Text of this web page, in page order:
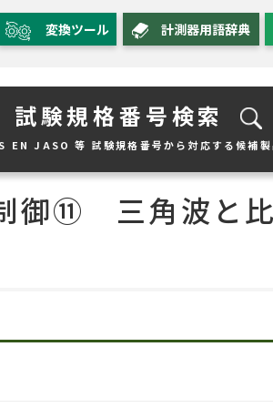
変換ツール 計測器用語辞典
試験規格番号検索
EN JASO 等 試験規格番号から対応する候補製
御⑪ 三角波と